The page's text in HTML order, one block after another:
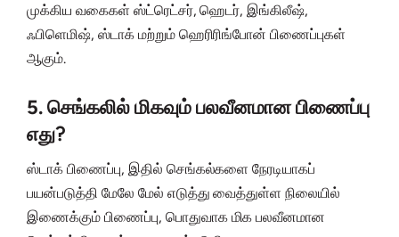
முக்கிய வகைகள் ஸ்ட்ரெட்சர், ஹெடர், இங்கிலீஷ்,
ஃபிளெமிஷ், ஸ்டாக் மற்றும் ஹெரிரிங்போன் பிணைப்புகள்
ஆகும்.
5.செங்கலில் மிகவும் பலவீனமான பிணைப்பு
எது?
ஸ்டாக் பிணைப்பு, இதில் செங்கல்களை நேரடியாகப்
பயன்படுத்தி மேலே மேல் எடுத்து வைத்துள்ள நிலையில்
இணைக்கும் பிணைப்பு, பொதுவாக மிக பலவீனமான